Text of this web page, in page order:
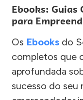
Ebooks: Guias
para
Os Ebooks do
completos que
aprofundada
sucesso do seu